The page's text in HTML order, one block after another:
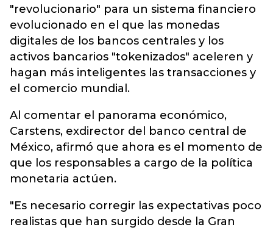
"revolucionario" para un sistema financiero
evolucionado en el que las monedas
digitales de los bancos centrales y los
activos bancarios "tokenizados" aceleren y
hagan más inteligentes las transacciones y
el comercio mundial.
Al comentar el panorama económico,
Carstens, exdirector del banco central de
México, afirmó que ahora es el momento de
que los responsables a cargo de la política
monetaria actúen.
"Es necesario corregir las expectativas poco
realistas que han surgido desde la Gran